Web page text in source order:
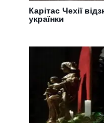
Карітас Чехії
українки